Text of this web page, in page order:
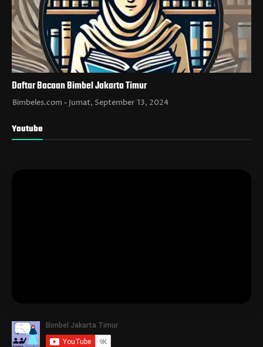
Daftar Bacaan Bimbel Jakarta Timur
Bimbeles.com Jumat, September 13, 2024
Youtube